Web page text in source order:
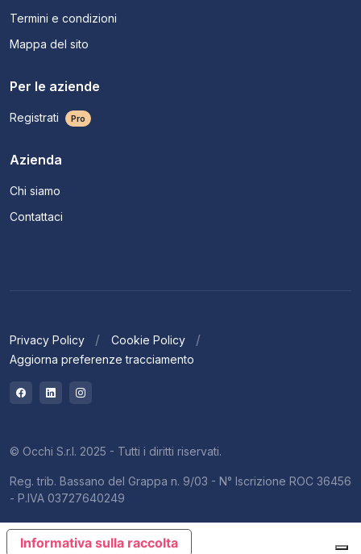
Termini e condizioni
Mappa del sito
Per le aziende
Registrati Pro
Azienda
Chi siamo
Contattaci
Privacy Policy
Cookie Policy
Aggiorna preferenze tracciamento
© Occhi S.r.l. 2025 - Tutti i diritti riservati.
Reg. trib. Bassano del Grappa n. 9/03 - N° Iscrizione ROC 36456
- P.IVA 03727640249
Informativa sulla raccolta